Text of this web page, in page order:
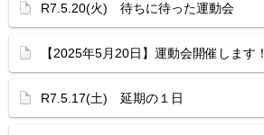
R7.5.20(火) 待ちに待った運動会
【2025年5月20日】運動会開催します！
R7.5.17(土) 延期の１日